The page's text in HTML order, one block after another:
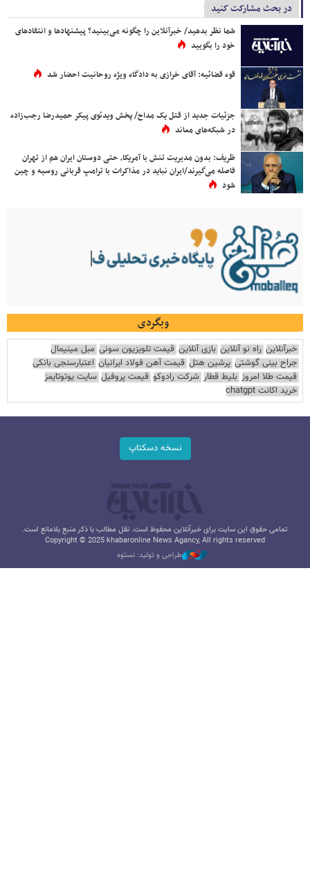
در بحث مشارکت کنید
شما نظر بدهید/ خبرآنلاین را چگونه می‌بینید؟ پیشنهادها و انتقادهای
خود را بگویید
قوه قضائیه: آقای خرازی به دادگاه ویژه روحانیت احضار شد
جزئیات جدید از قتل یک مداح/ پخش ویدئوی پیکر حمیدرضا رجب‌زاده
در شبکه‌های معاند
ظریف: بدون مدیریت تنش با آمریکا، حتی دوستان ایران هم از تهران
فاصله می‌گیرند/ایران نباید در مذاکرات با ترامپ قربانی روسیه و چین
شود
وبگردی
خبرآنلاین راه نو آنلاین بازی آنلاین قیمت تلویزیون سونی مبل مینیمال
جراح بینی گوشتی پرشین هتل قیمت آهن فولاد ایرانیان اعتبارسنجی بانکی
قیمت طلا امروز بلیط قطار شرکت رادوکو قیمت پروفیل سایت یوتوتایمز
خرید اکانت chatgpt
نسخه دسکتاپ
تمامی حقوق این سایت برای خبرآنلاین محفوظ است. نقل مطالب با ذکر منبع بلامانع است.
Copyright © 2025 khabaronline News Agancy, All rights reserved
طراحی و تولید: نستوه